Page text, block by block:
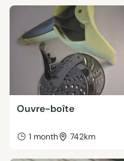
Ouvre-boîte
1 month 742km